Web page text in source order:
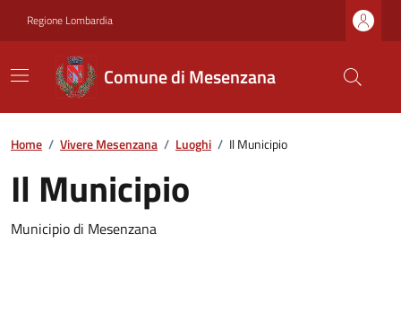
Regione Lombardia
Comune di Mesenzana
Home / Vivere Mesenzana / Luoghi / Il Municipio
Il Municipio
Municipio di Mesenzana